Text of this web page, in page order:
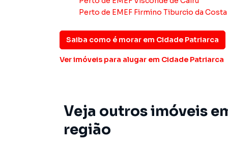
Perto de EMEF Firmino Tiburcio da Costa
Saiba como é morar em Cidade Patriarca
Ver imóveis para alugar em Cidade Patriarca
Veja outros imóveis
região